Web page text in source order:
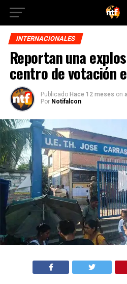
INTERNACIONALES
Reportan una
centro de votación
Publicado Hace 12 meses on
Por Notifalcon